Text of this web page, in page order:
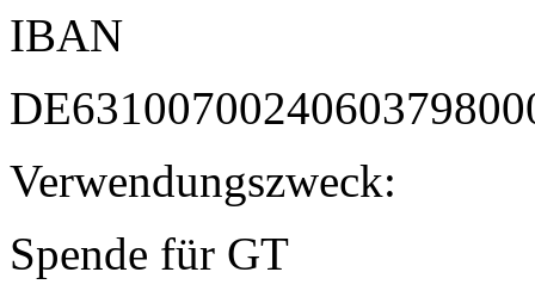
IBAN
Verwendungszweck:
Spende für GT